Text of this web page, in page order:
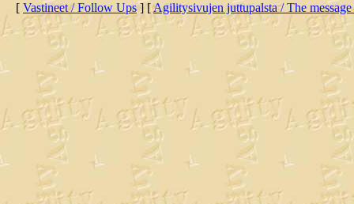
[ Vastineet / Follow Ups] [Agilitysivujen juttupalsta / The